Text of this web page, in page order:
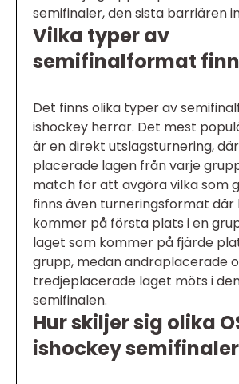
semifinaler, den sista barriären
Vilka typer av
semifinalformat
Det finns olika typer av
ishockey herrar. Det mest
är en direkt utslagsturnering,
placerade lagen från varje
match för att avgöra vilka som
finns även turneringsformat där
kommer på första plats i en
laget som kommer på fjärde
grupp, medan andraplacerade
tredjeplacerade laget möts i
semifinalen.
Hur skiljer sig olika
ishockey